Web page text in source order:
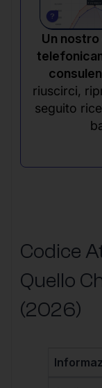
Un
riuscirci,
seguito
Codice
Quello
(2026)